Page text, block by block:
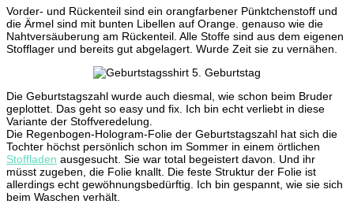
Vorder- und Rückenteil sind ein orangfarbener Pünktchenstoff und
die Ärmel sind mit bunten Libellen auf Orange. genauso wie die
Nahtversäuberung am Rückenteil. Alle Stoffe sind aus dem eigenen
Stofflager und bereits gut abgelagert. Wurde Zeit sie zu vernähen.
Die Geburtstagszahl wurde auch diesmal, wie schon beim Bruder
geplottet. Das geht so easy und fix. Ich bin echt verliebt in diese
Variante der Stoffveredelung.
Die Regenbogen-Hologram-Folie der Geburtstagszahl hat sich die
Tochter höchst persönlich schon im Sommer in einem örtlichen
Stoffladen ausgesucht. Sie war total begeistert davon. Und ihr
müsst zugeben, die Folie knallt. Die feste Struktur der Folie ist
allerdings echt gewöhnungsbedürftig. Ich bin gespannt, wie sie sich
beim Waschen verhält.